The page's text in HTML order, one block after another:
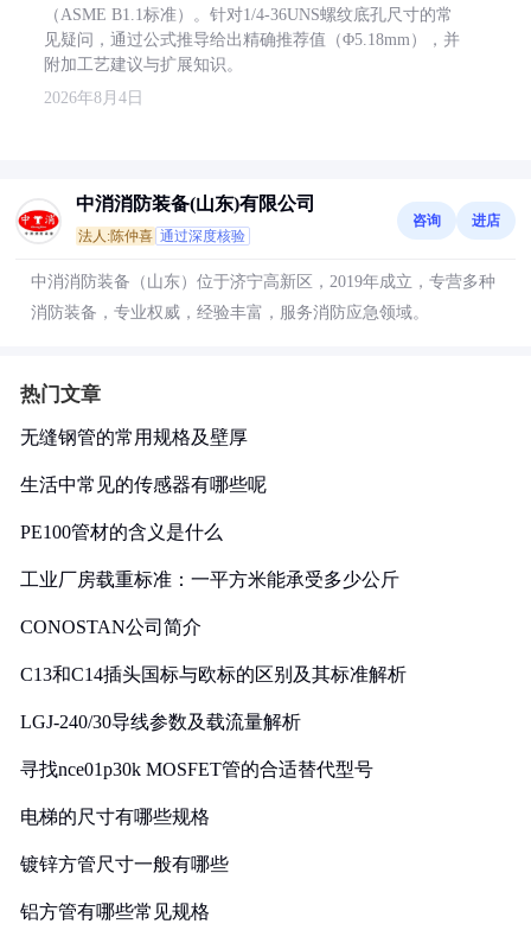
（ASME B1.1标准）。针对1/4-36UNS螺纹底孔尺寸的常
见疑问，通过公式推导给出精确推荐值（Φ5.18mm），并
附加工艺建议与扩展知识。
2026年8月4日
中消消防装备(山东)有限公司
法人:陈仲喜 通过深度核验
咨询 进店
中消消防装备（山东）位于济宁高新区，2019年成立，专营多种
消防装备，专业权威，经验丰富，服务消防应急领域。
热门文章
无缝钢管的常用规格及壁厚
生活中常见的传感器有哪些呢
PE100管材的含义是什么
工业厂房载重标准：一平方米能承受多少公斤
CONOSTAN公司简介
C13和C14插头国标与欧标的区别及其标准解析
LGJ-240/30导线参数及载流量解析
寻找nce01p30k MOSFET管的合适替代型号
电梯的尺寸有哪些规格
镀锌方管尺寸一般有哪些
铝方管有哪些常见规格